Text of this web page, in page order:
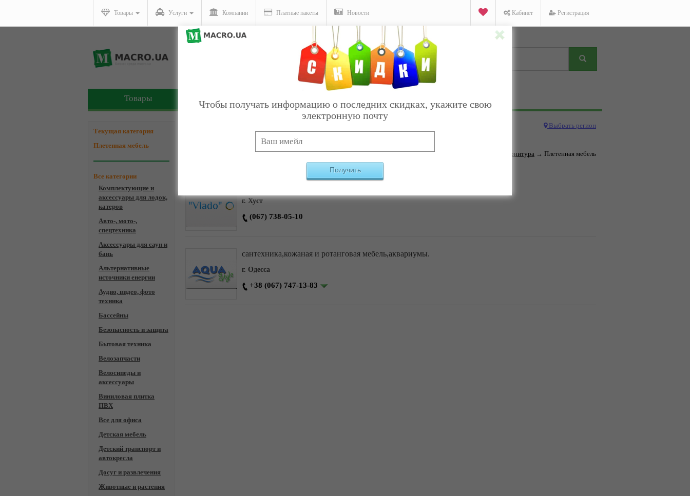
Товары Услуги Компании Платные пакеты Новости Кабинет Регистрация
Товары
Текущая категория
Плетенная мебель
Все категории
Комплектующие и
аксессуары для лодок,
катеров
Авто-, мото-,
спецтехника
Аксессуары для саун и
бань
Альтернативные
источники енергии
Аудио, видео, фото
техника
Бассейны
Безопасность и защита
Бытовая техника
Велозапчасти
Велосипеды и
аксессуары
Виниловая плитка
ПВХ
Все для офиса
Детская мебель
Детский транспорт и
автокресла
Досуг и развлечения
Животные и растения
Компании - Плетенная мебель Выбрать регион
Категория: Мебель и фурнитура → Плетенная мебель
г. Хуст
(067) 738-05-10
сантехника,кожаная и ротанговая мебель,аквариумы.
г. Одесса
+38 (067) 747-13-83
Чтобы получать информацию о последних скидках, укажите свою
электронную почту
Получить